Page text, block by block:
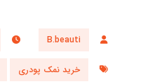
B.beauti
خرید نمک پودری